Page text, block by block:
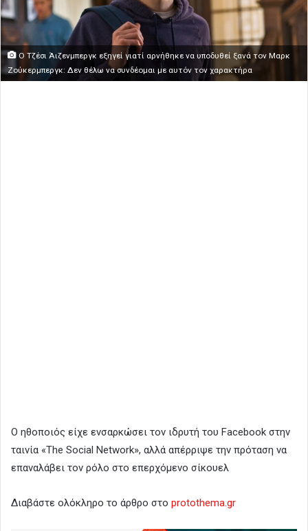
Ο Τζέσι Άιζενμπεργκ εξηγεί γιατί αρνήθηκε να υποδυθεί ξανά τον Μαρκ
Ζούκερμπεργκ: Δεν θέλω να συνδέομαι με αυτόν τον χαρακτήρα
Ο ηθοποιός είχε ενσαρκώσει τον ιδρυτή του Facebook στην
ταινία «The Social Network», αλλά απέρριψε την πρόταση να
επαναλάβει τον ρόλο στο επερχόμενο σίκουελ
Διαβάστε ολόκληρο το άρθρο στο protothema.gr